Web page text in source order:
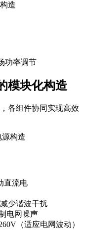
功率调节
模块化构造
各组件协同实现高效
直流电
少谐波干扰
电网噪声
（适应电网波动）